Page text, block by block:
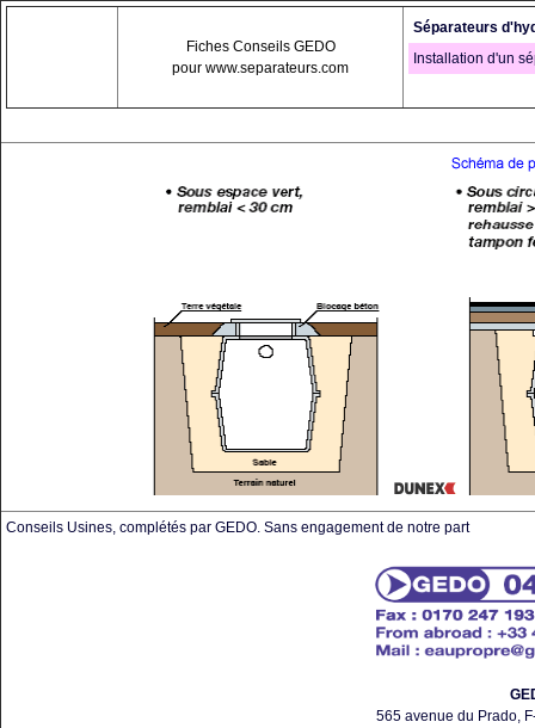
Fiches Conseils GEDO
pour www.separateurs.com
Séparateurs
Installation d'un
Conseils Usines, complétés par GEDO. Sans engagement de notre part
565 avenue du Prado,